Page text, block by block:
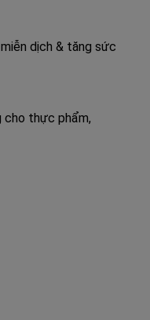
dịch & tăng sức
cho thực phẩm,